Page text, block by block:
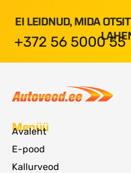
EI LEIDNUD, MIDA
+372 56 5000 55
Menüü
Avaleht
E-pood
Kallurveod